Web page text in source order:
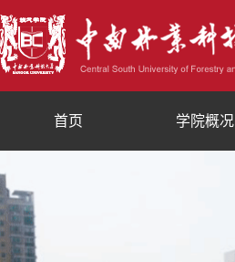
首页 学院概况